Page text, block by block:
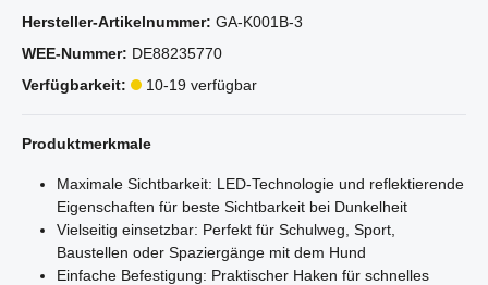
Hersteller-Artikelnummer: GA-K001B-3
WEE-Nummer: DE88235770
Verfügbarkeit:
10-19 verfügbar
Produktmerkmale
Maximale Sichtbarkeit: LED-Technologie und reflektierende
Eigenschaften für beste Sichtbarkeit bei Dunkelheit
Vielseitig einsetzbar: Perfekt für Schulweg, Sport,
Baustellen oder Spaziergänge mit dem Hund
Einfache Befestigung: Praktischer Haken für schnelles